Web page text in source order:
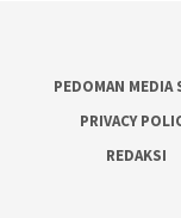
PEDOMAN MEDIA
PRIVACY
REDAKSI